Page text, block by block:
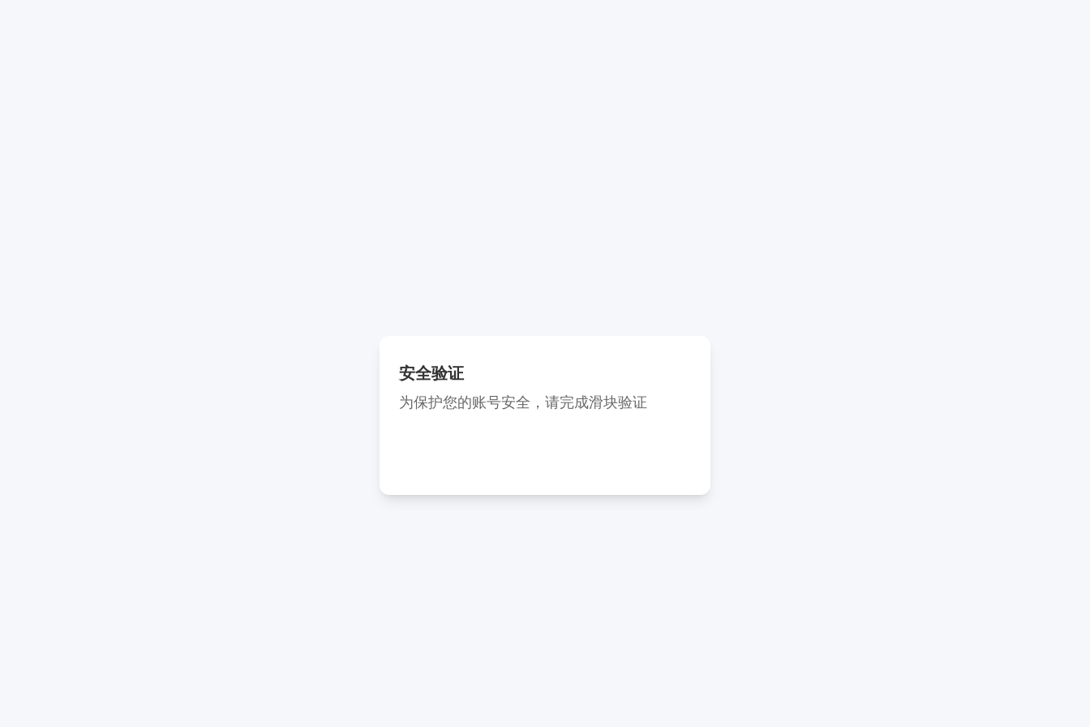
安全验证
为保护您的账号安全，请完成滑块验证